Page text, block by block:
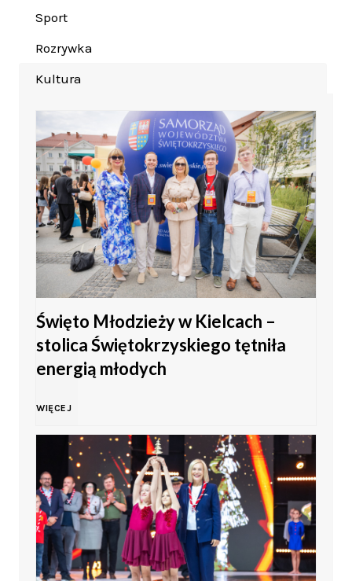
Sport
Rozrywka
Kultura
Święto Młodzieży w Kielcach –
stolica Świętokrzyskiego tętniła
energią młodych
WIĘCEJŚ
w
i
ę
t